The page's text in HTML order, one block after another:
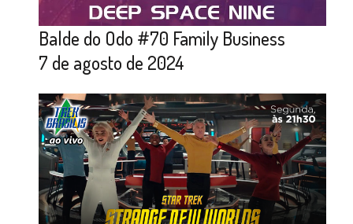
Balde do Odo #70 Family Business
7 de agosto de 2024